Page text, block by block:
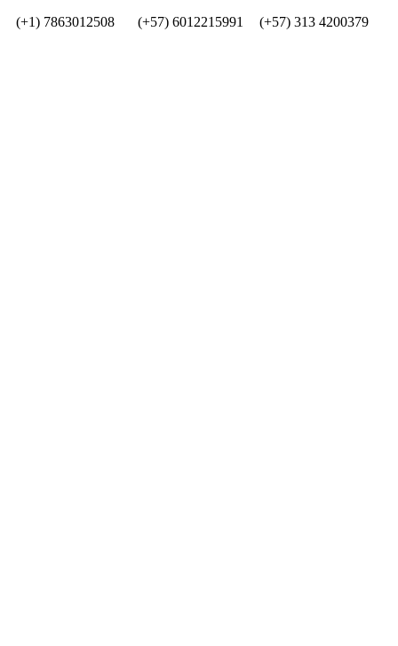
(+1) 7863012508 (+57) 6012215991 (+57) 313 4200379